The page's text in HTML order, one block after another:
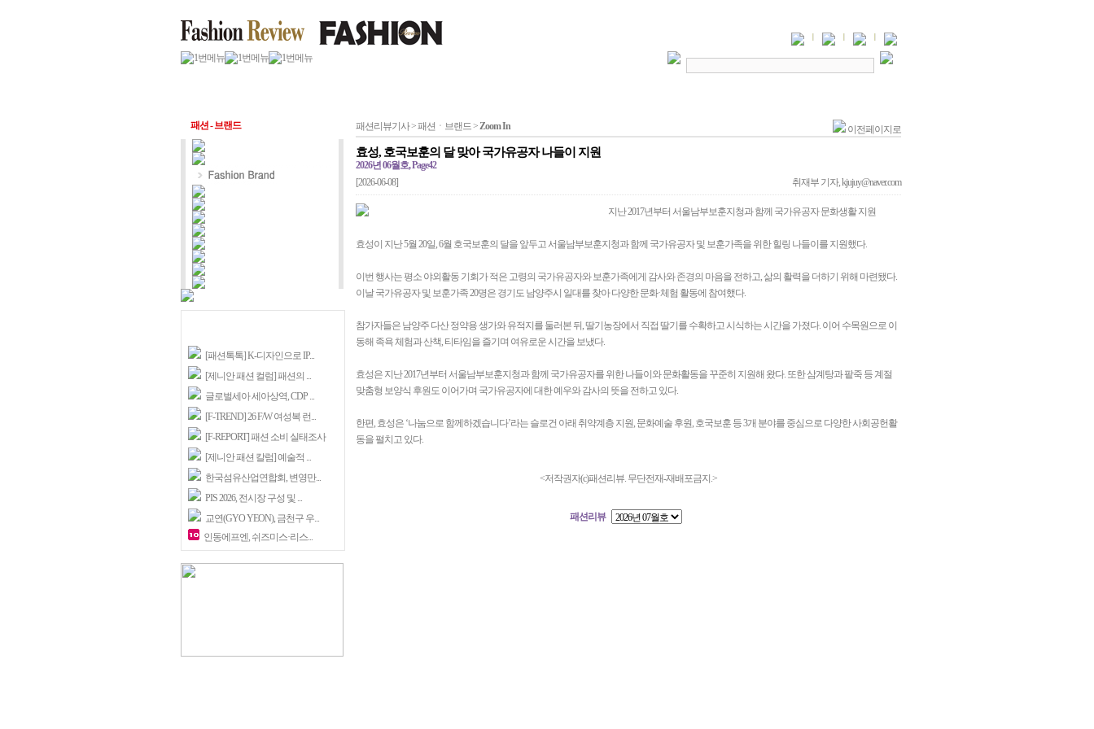
패션 - 브랜드
[패션톡톡] K-디자인으로 IP...
[제니안 패션 컬럼] 패션의 ...
글로벌세아 세아상역, CDP ...
[F-TREND] 26 F/W 여성복 런...
[F-REPORT] 패션 소비 실태조사
[제니안 패션 칼럼] 예술적 ...
한국섬유산업연합회, 변영만...
PIS 2026, 전시장 구성 및 ...
교연(GYO YEON), 금천구 우...
인동에프엔, 쉬즈미스·리스...
패션리뷰기사 > 패션ㆍ브랜드 >Zoom In 이전페이지로
효성, 호국보훈의 달 맞아 국가유공자 나들이 지원
2026년 06월호, Page42
[2026-06-08]
취재부 기자, kjujuy@naver.com
지난 2017년부터 서울남부보훈지청과 함께 국가유공자 문화생활 지원
효성이 지난 5월 20일, 6월 호국보훈의 달을 앞두고 서울남부보훈지청과 함께 국가유공자 및 보훈가족을 위한 힐링 나들이를 지원했다.
이번 행사는 평소 야외활동 기회가 적은 고령의 국가유공자와 보훈가족에게 감사와 존경의 마음을 전하고, 삶의 활력을 더하기 위해 마련됐다.
이날 국가유공자 및 보훈가족 20명은 경기도 남양주시 일대를 찾아 다양한 문화·체험 활동에 참여했다.
참가자들은 남양주 다산 정약용 생가와 유적지를 둘러본 뒤, 딸기농장에서 직접 딸기를 수확하고 시식하는 시간을 가졌다. 이어 수목원으로 이
동해 족욕 체험과 산책, 티타임을 즐기며 여유로운 시간을 보냈다.
효성은 지난 2017년부터 서울남부보훈지청과 함께 국가유공자를 위한 나들이와 문화활동을 꾸준히 지원해 왔다. 또한 삼계탕과 팥죽 등 계절
맞춤형 보양식 후원도 이어가며 국가유공자에 대한 예우와 감사의 뜻을 전하고 있다.
한편, 효성은 ‘나눔으로 함께하겠습니다’라는 슬로건 아래 취약계층 지원, 문화예술 후원, 호국보훈 등 3개 분야를 중심으로 다양한 사회공헌활
동을 펼치고 있다.
<저작권자(c)패션리뷰. 무단전재-재배포금지.>
패션리뷰